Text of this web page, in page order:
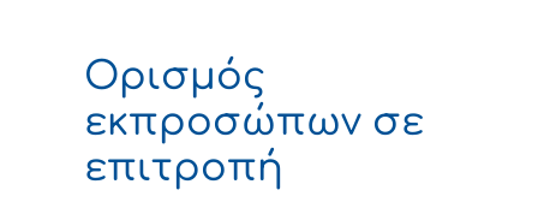
Ορισμός
εκπροσώπων σε
επιτροπή